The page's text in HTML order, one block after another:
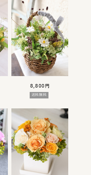
8,800円
送料無料